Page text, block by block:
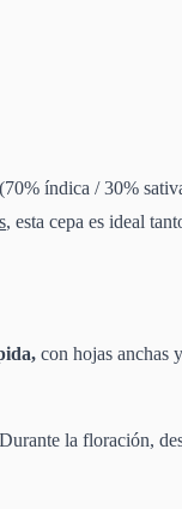
(70% índica / 30%
, esta cepa es ideal
con hojas anchas
la floración,